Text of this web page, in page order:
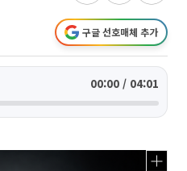
구글 선호매체 추가
00:00 / 04:01